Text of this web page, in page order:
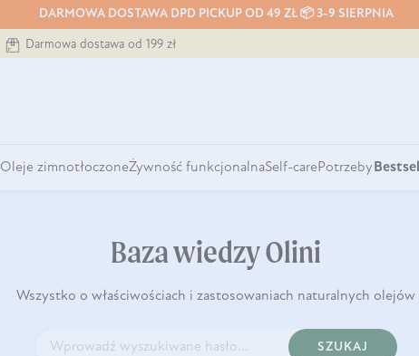
DARMOWA DOSTAWA DPD PICKUP OD 49 ZŁ 📦 3-9 SIERPNIA
Darmowa dostawa od 199 zł
Oleje zimnotłoczoneŻywność funkcjonalnaSelf-carePotrzeby
Baza wiedzy Olini
Wszystko o właściwościach i zastosowaniach naturalnych olejów
SZUKAJ